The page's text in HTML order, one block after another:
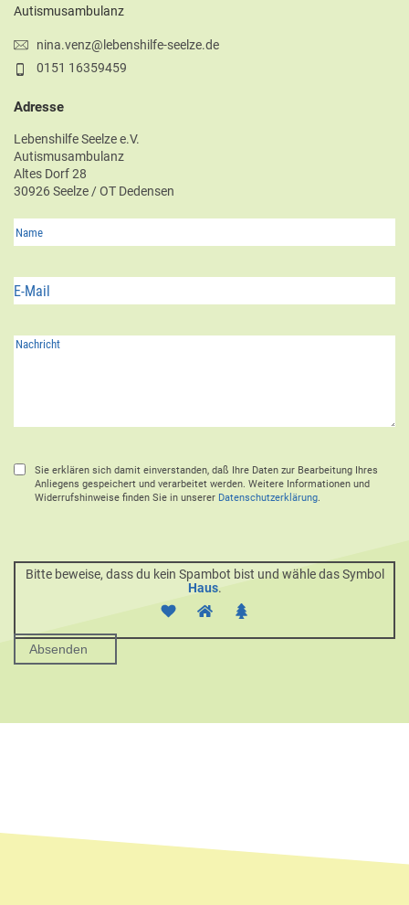
Autismusambulanz
nina.venz@lebenshilfe-seelze.de
0151 16359459
Adresse
Lebenshilfe Seelze e.V.
Autismusambulanz
Altes Dorf 28
30926 Seelze / OT Dedensen
Sie erklären sich damit einverstanden, daß Ihre Daten zur Bearbeitung Ihres
Anliegens gespeichert und verarbeitet werden. Weitere Informationen und
Widerrufshinweise finden Sie in unserer Datenschutzerklärung.
Bitte beweise, dass du kein Spambot bist und wähle das Symbol
Haus.